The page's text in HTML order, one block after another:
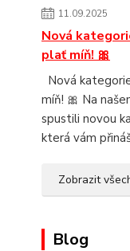
11.09.2025
Nová
plať míň! 🎀
Nová
míň! 🎀 Na
spustili novou
která vám
Zobrazit
Blog